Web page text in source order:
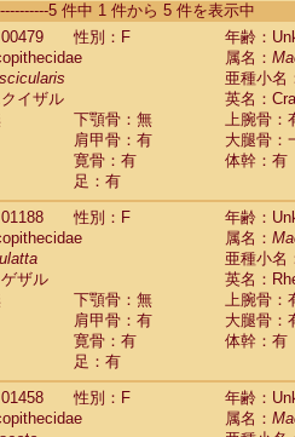
Saguinus labiatus(0)
Saguinus leucopus (0)
Saguinus midas
Saguinus mystax
Saguinus nigricollis (1)
Saguinus oedipus
Saguinus weddelli
Saguinusspp.
Aotus trivirgatus
Cebus albifrons
Cebus apella
Cebus nigrivittatus
Cebusspp.(0)
Saimiri boliviensis
Saimiri sciureus
Alouatta caraya
Alouatta fusca
Alouatta seniculus
Alouatta
5 件中 1 件から 5 件を表示中
性別：F
年齢：
属名：
亜種小名
イザル
英名：
下顎骨：無
上腕骨：
肩甲骨：有
大腿骨：
寛骨：有
体幹：有
足：有
性別：F
年齢：
属名：
亜種小名
ザル
英名：
下顎骨：無
上腕骨：
肩甲骨：有
大腿骨：
寛骨：有
体幹：有
足：有
性別：F
年齢：
属名：